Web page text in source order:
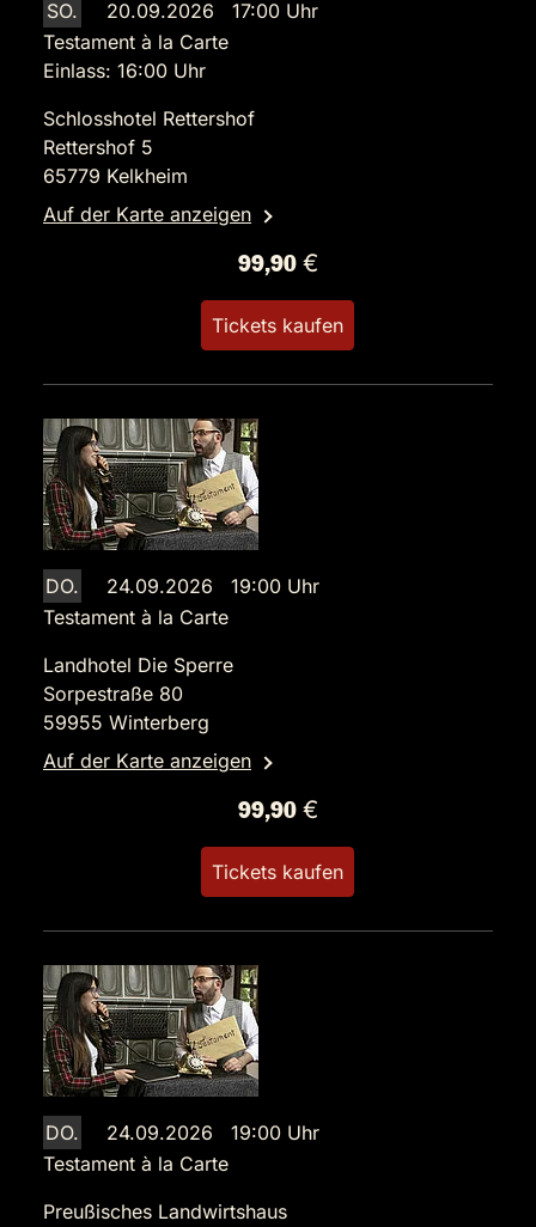
SO.
20.09.2026 17:00 Uhr
Testament à la Carte
Einlass: 16:00 Uhr
Schlosshotel Rettershof
Rettershof 5
65779 Kelkheim
Auf der Karte anzeigen
99,90 €
Tickets kaufen
DO.
24.09.2026 19:00 Uhr
Testament à la Carte
Landhotel Die Sperre
Sorpestraße 80
59955 Winterberg
Auf der Karte anzeigen
99,90 €
Tickets kaufen
DO.
24.09.2026 19:00 Uhr
Testament à la Carte
Preußisches Landwirtshaus